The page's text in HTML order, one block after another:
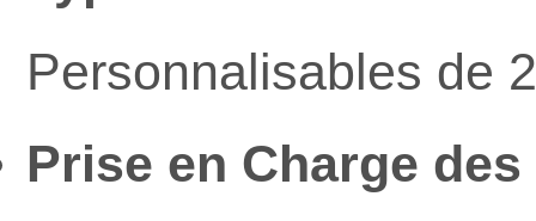
Personnalisables de
Prise en Charge